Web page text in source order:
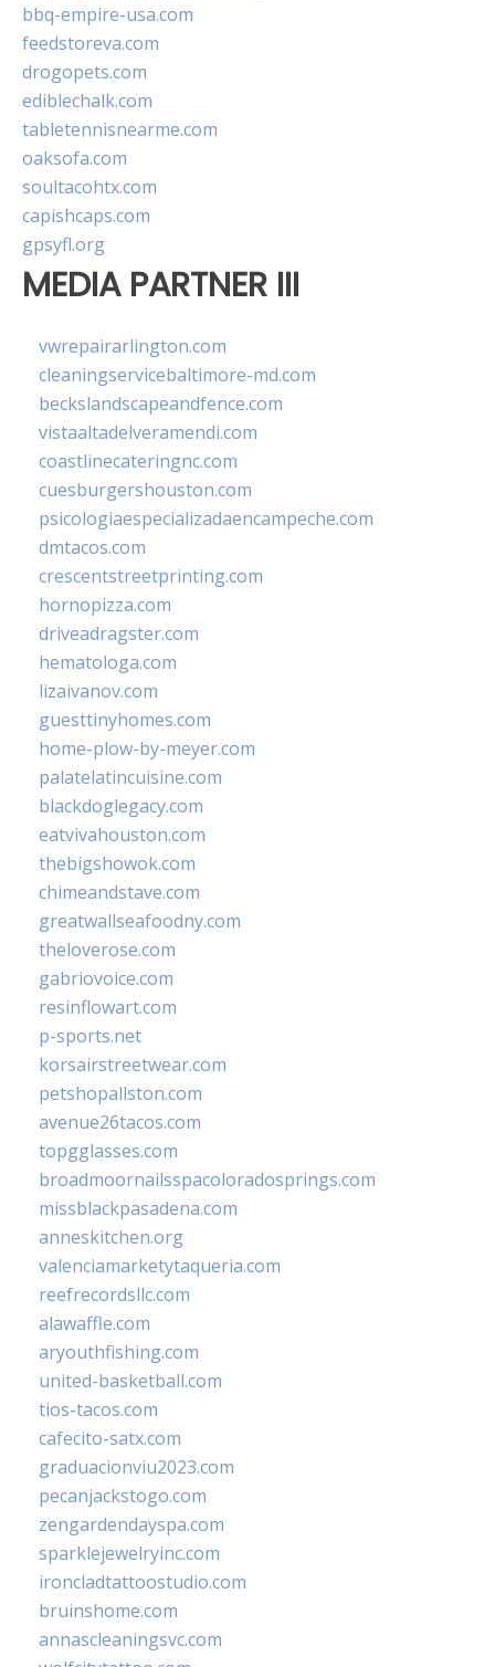
bbq-empire-usa.com
feedstoreva.com
drogopets.com
ediblechalk.com
tabletennisnearme.com
oaksofa.com
soultacohtx.com
capishcaps.com
gpsyfl.org
MEDIA PARTNER III
vwrepairarlington.com
cleaningservicebaltimore-md.com
beckslandscapeandfence.com
vistaaltadelveramendi.com
coastlinecateringnc.com
cuesburgershouston.com
psicologiaespecializadaencampeche.com
dmtacos.com
crescentstreetprinting.com
hornopizza.com
driveadragster.com
hematologa.com
lizaivanov.com
guesttinyhomes.com
home-plow-by-meyer.com
palatelatincuisine.com
blackdoglegacy.com
eatvivahouston.com
thebigshowok.com
chimeandstave.com
greatwallseafoodny.com
theloverose.com
gabriovoice.com
resinflowart.com
p-sports.net
korsairstreetwear.com
petshopallston.com
avenue26tacos.com
topgglasses.com
broadmoornailsspacoloradosprings.com
missblackpasadena.com
anneskitchen.org
valenciamarketytaqueria.com
reefrecordsllc.com
alawaffle.com
aryouthfishing.com
united-basketball.com
tios-tacos.com
cafecito-satx.com
graduacionviu2023.com
pecanjackstogo.com
zengardendayspa.com
sparklejewelryinc.com
ironcladtattoostudio.com
bruinshome.com
annascleaningsvc.com